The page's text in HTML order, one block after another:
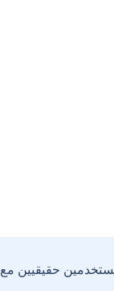
حقيقيين مع